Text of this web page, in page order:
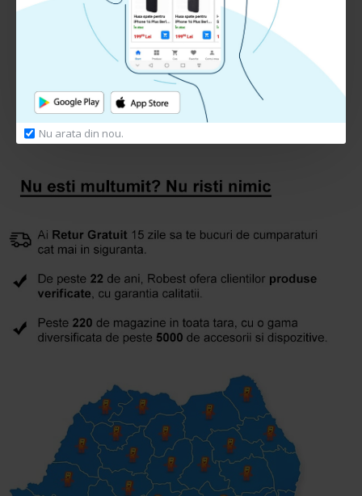
Nu arata din nou.
Nu sunt recenzii la acest produs.
Adauga Recenzie
autentifica-tesauinregistreaza un cont nou
pentru a putea lasa o recenzie